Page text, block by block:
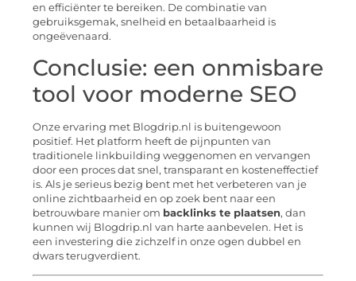
en efficiënter te bereiken. De combinatie van
gebruiksgemak, snelheid en betaalbaarheid is
ongeëvenaard.
Conclusie: een onmisbare
tool voor moderne SEO
Onze ervaring met Blogdrip.nl is buitengewoon
positief. Het platform heeft de pijnpunten van
traditionele linkbuilding weggenomen en vervangen
door een proces dat snel, transparant en kosteneffectief
is. Als je serieus bezig bent met het verbeteren van je
online zichtbaarheid en op zoek bent naar een
betrouwbare manier om backlinks te plaatsen, dan
kunnen wij Blogdrip.nl van harte aanbevelen. Het is
een investering die zichzelf in onze ogen dubbel en
dwars terugverdient.